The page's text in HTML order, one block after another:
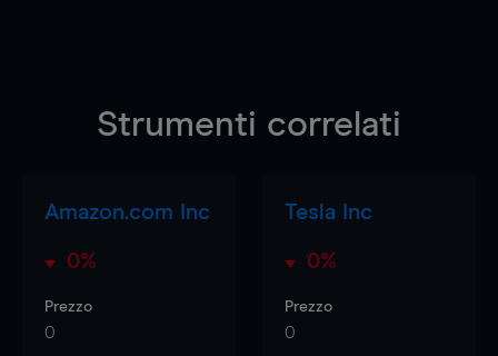
Strumenti correlati
Amazon.com Inc
0%
Prezzo
0
Tesla Inc
0%
Prezzo
0